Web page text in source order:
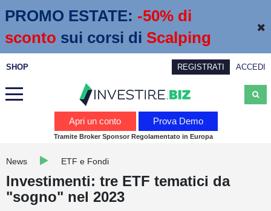
PROMO ESTATE: -50% di
sconto sui corsi di Scalping
SHOP REGISTRATI ACCEDI
Calendario economico
Webinar
Apri un conto Prova Demo
Tramite Broker Sponsor Regolamentato in Europa
News ETF e Fondi
Investimenti: tre ETF tematici da
"sogno" nel 2023